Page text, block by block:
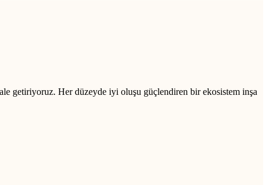
getiriyoruz. Her düzeyde iyi oluşu güçlendiren bir ekosistem inşa